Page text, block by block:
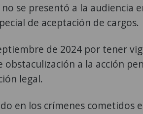
se presentó a la audiencia
de aceptación de cargos.
de 2024 por tener
a la acción
legal.
en los crímenes cometidos